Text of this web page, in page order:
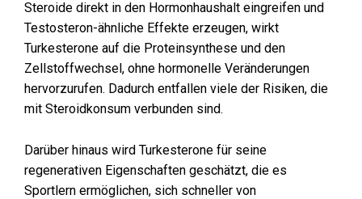
Steroide direkt in den Hormonhaushalt eingreifen und
Testosteron-ähnliche Effekte erzeugen, wirkt
Turkesterone auf die Proteinsynthese und den
Zellstoffwechsel, ohne hormonelle Veränderungen
hervorzurufen. Dadurch entfallen viele der Risiken, die
mit Steroidkonsum verbunden sind.
Darüber hinaus wird Turkesterone für seine
regenerativen Eigenschaften geschätzt, die es
Sportlern ermöglichen, sich schneller von